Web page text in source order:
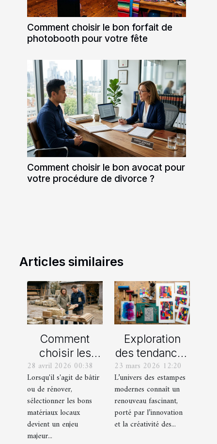
Comment choisir le bon forfait de
photobooth pour votre fête
Comment choisir le bon avocat pour
votre procédure de divorce ?
Articles similaires
Comment
choisir les
meilleurs
matériaux
locaux pour
votre maison ?
28 avril 2026 00:38
Lorsqu'il s'agit de bâtir
ou de rénover,
sélectionner les bons
matériaux locaux
devient un enjeu
majeur...
Exploration
des tendances
actuelles en
estampes
modernes
23 mars 2026 12:20
L’univers des estampes
modernes connaît un
renouveau fascinant,
porté par l’innovation
et la créativité des...